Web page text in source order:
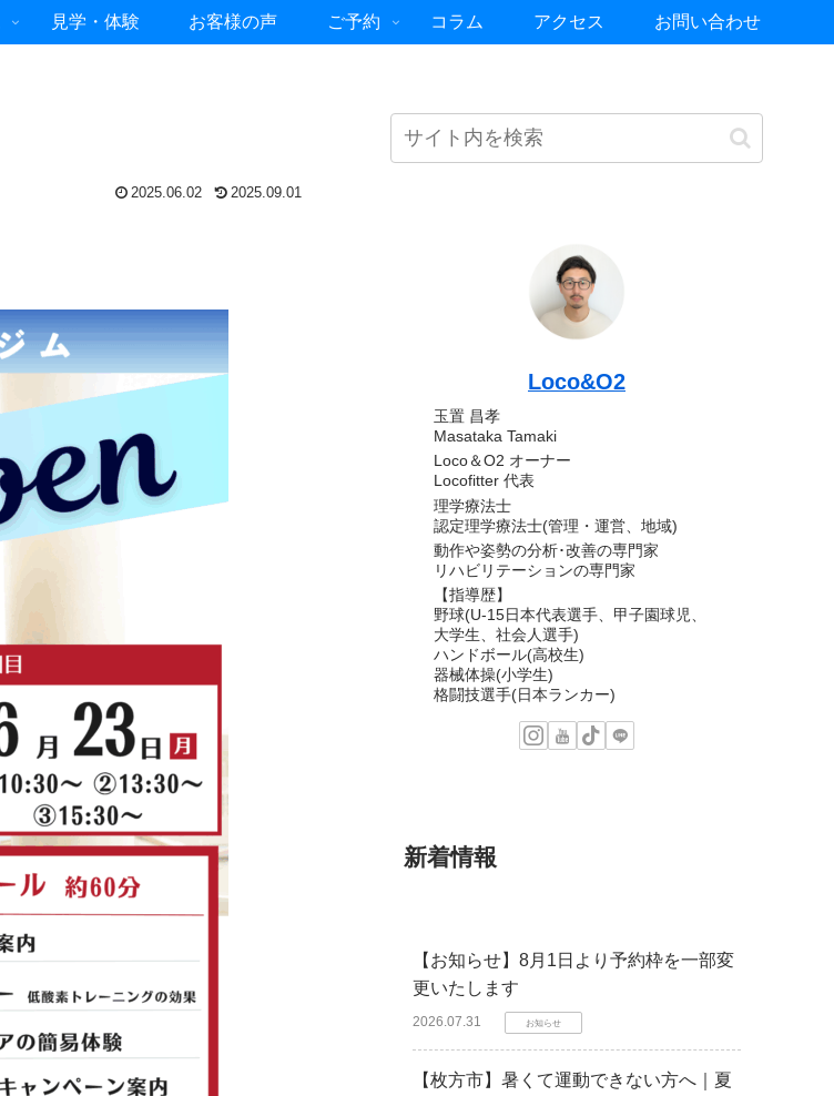
見学・体験 お客様の声 ご予約 コラム アクセス お問い合わせ
2025.06.02 2025.09.01
Loco&O2
玉置 昌孝
Masataka Tamaki
Loco＆O2 オーナー
Locofitter 代表
理学療法士
認定理学療法士(管理・運営、地域)
動作や姿勢の分析･改善の専門家
リハビリテーションの専門家
【指導歴】
野球(U-15日本代表選手、甲子園球児、
大学生、社会人選手)
ハンドボール(高校生)
器械体操(小学生)
格闘技選手(日本ランカー)
新着情報
【お知らせ】8月1日より予約枠を一部変
更いたします
2026.07.31 お知らせ
【枚方市】暑くて運動できない方へ｜夏